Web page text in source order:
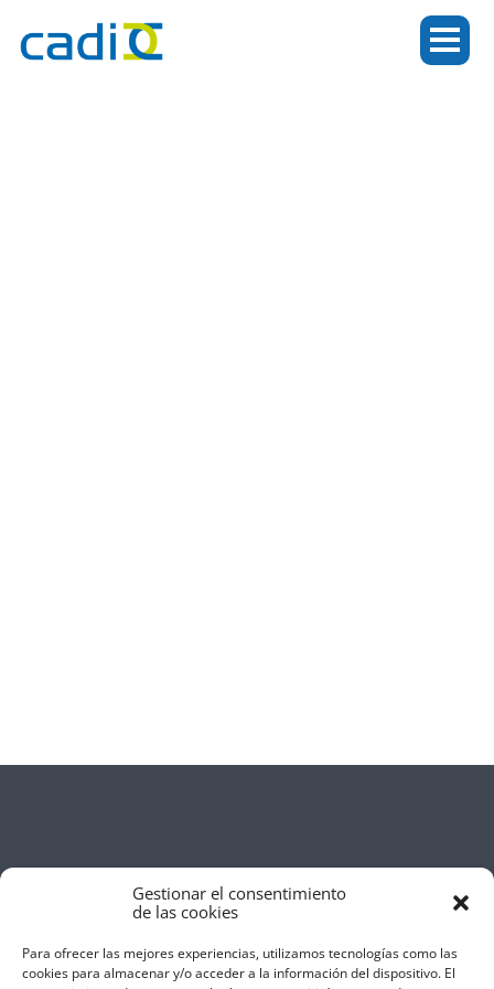
Gestionar el consentimiento
de las cookies
Para ofrecer las mejores experiencias, utilizamos tecnologías como las
cookies para almacenar y/o acceder a la información del dispositivo. El